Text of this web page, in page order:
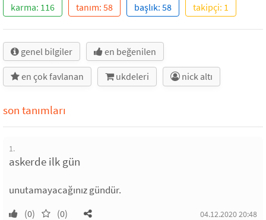
karma: 116
tanım: 58 başlık: 58 takipçi: 1
genel bilgiler en beğenilen
en çok favlanan ukdeleri nick altı
son tanımları
1.
askerde ilk gün
unutamayacağınız gündür.
(0) (0) 04.12.2020 20:48